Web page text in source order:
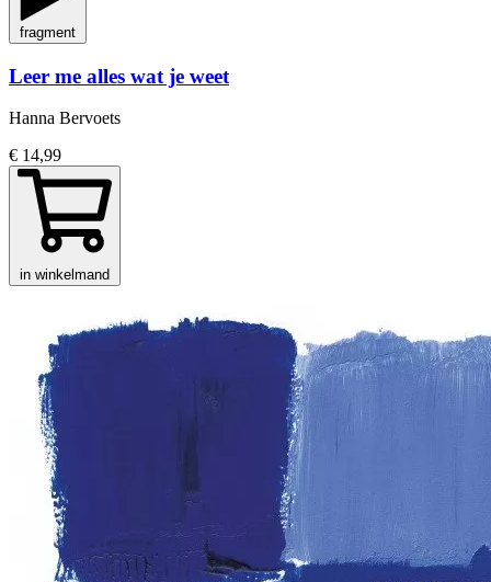
fragment
Leer me alles wat je weet
Hanna Bervoets
€ 14,99
in winkelmand